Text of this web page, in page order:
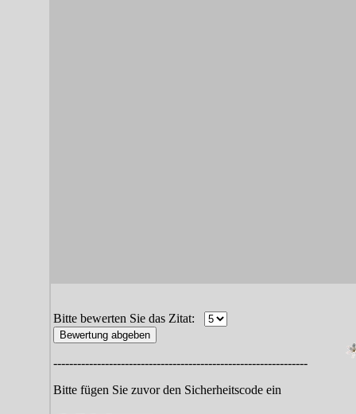
Bitte bewerten Sie das Zitat:
----------------------------------------------------------------
Bitte fügen Sie zuvor den Sicherheitscode ein